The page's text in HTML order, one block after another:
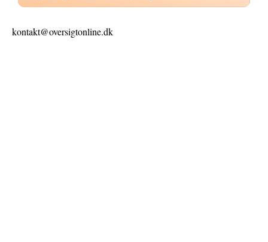
kontakt@oversigtonline.dk